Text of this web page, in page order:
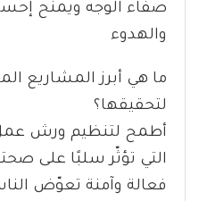
صفاء الوجه ويمنح
والهدوء
ما هي أبرز المشاريع
لتحقيقها؟
أطمح لتنظيم ورش
التي تؤثّر سلبًا على
فعالة وآمنة تعوّض